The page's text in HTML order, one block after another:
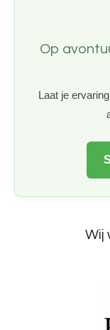
Op
Laat je
Wij